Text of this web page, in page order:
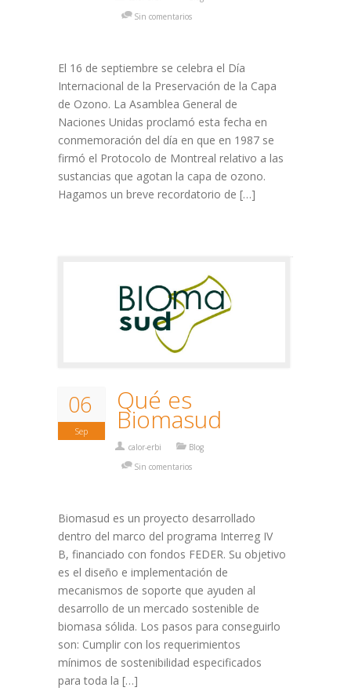
Sin comentarios
El 16 de septiembre se celebra el Día
Internacional de la Preservación de la Capa
de Ozono. La Asamblea General de
Naciones Unidas proclamó esta fecha en
conmemoración del día en que en 1987 se
firmó el Protocolo de Montreal relativo a las
sustancias que agotan la capa de ozono.
Hagamos un breve recordatorio de […]
06
Sep
Qué es
Biomasud
calor-erbi
Blog
Sin comentarios
Biomasud es un proyecto desarrollado
dentro del marco del programa Interreg IV
B, financiado con fondos FEDER. Su objetivo
es el diseño e implementación de
mecanismos de soporte que ayuden al
desarrollo de un mercado sostenible de
biomasa sólida. Los pasos para conseguirlo
son: Cumplir con los requerimientos
mínimos de sostenibilidad especificados
para toda la […]